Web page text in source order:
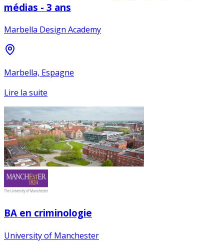
médias - 3 ans
Marbella Design Academy
Marbella, Espagne
Lire la suite
BA en criminologie
University of Manchester